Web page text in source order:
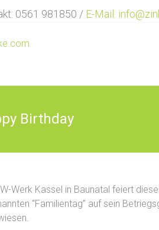
0561 981850 / E-Mail:
Birthday
Werk Kassel in Baunatal feiert
“Familientag” auf sein